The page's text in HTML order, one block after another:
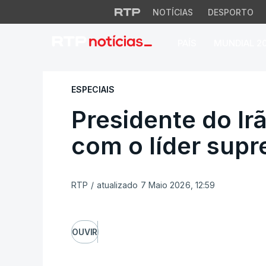
NOTÍCIAS DESPORTO
Presidente do
ESPECIAIS
Presidente do
com o líder
RTP / atualizado 7 Maio 2026, 12:59
OUVIR